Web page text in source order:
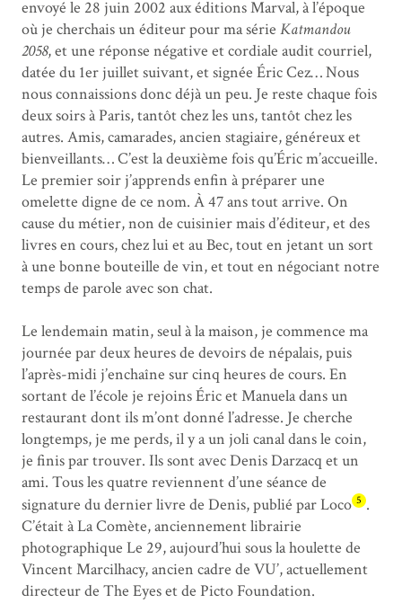
envoyé le 28 juin 2002 aux éditions Marval, à l’époque
où je cherchais un éditeur pour ma série Katmandou
2058, et une réponse négative et cordiale audit courriel,
datée du 1er juillet suivant, et signée Éric Cez… Nous
nous connaissions donc déjà un peu. Je reste chaque fois
deux soirs à Paris, tantôt chez les uns, tantôt chez les
autres. Amis, camarades, ancien stagiaire, généreux et
bienveillants… C’est la deuxième fois qu’Éric m’accueille.
Le premier soir j’apprends enfin à préparer une
omelette digne de ce nom. À 47 ans tout arrive. On
cause du métier, non de cuisinier mais d’éditeur, et des
livres en cours, chez lui et au Bec, tout en jetant un sort
à une bonne bouteille de vin, et tout en négociant notre
temps de parole avec son chat.
Le lendemain matin, seul à la maison, je commence ma
journée par deux heures de devoirs de népalais, puis
l’après-midi j’enchaîne sur cinq heures de cours. En
sortant de l’école je rejoins Éric et Manuela dans un
restaurant dont ils m’ont donné l’adresse. Je cherche
longtemps, je me perds, il y a un joli canal dans le coin,
je finis par trouver. Ils sont avec Denis Darzacq et un
ami. Tous les quatre reviennent d’une séance de
signature du dernier livre de Denis, publié par Loco 5 .
C’était à La Comète, anciennement librairie
photographique Le 29, aujourd’hui sous la houlette de
Vincent Marcilhacy, ancien cadre de VU’, actuellement
directeur de The Eyes et de Picto Foundation.